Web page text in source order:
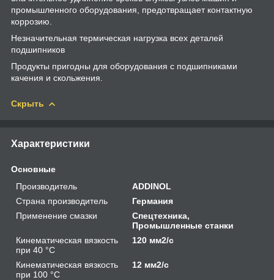
промышленного оборудования, предотвращает контактную
коррозию.
Незначительная термическая нагрузка всех деталей
подшипников
Продукты пригодны для оборудования с подшипниками
качения и скольжения.
Скрыть
Характеристики
Основные
Производитель
ADDINOL
Страна производитель
Германия
Применение смазки
Спецтехника,
Промышленные станки
Кинематическая вязкость
при 40 °С
120 мм2/с
Кинематическая вязкость
при 100 °С
12 мм2/с